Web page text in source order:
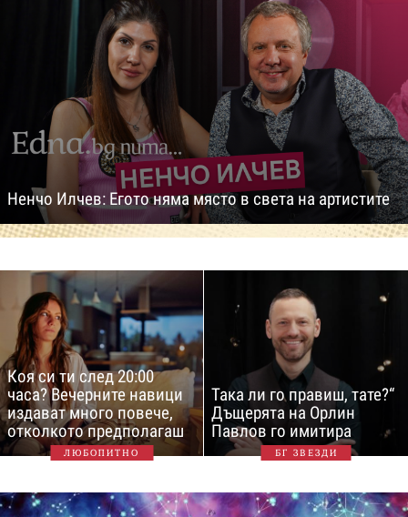
Ненчо Илчев: Егото няма място в света на артистите
Коя си ти след 20:00
часа? Вечерните навици
издават много повече,
отколкото предполагаш
ЛЮБОПИТНО
Така ли го правиш, тате?“
Дъщерята на Орлин
Павлов го имитира
БГ ЗВЕЗДИ